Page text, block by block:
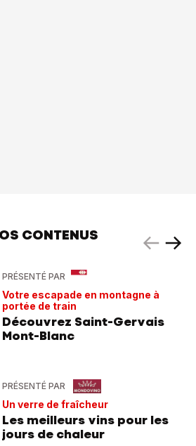
CONTENUS
PRÉSENTÉ PAR
Votre escapade en montagne à
portée de train
Découvrez Saint-Gervais
Mont-Blanc
PRÉSENTÉ PAR
Un verre de fraîcheur
Les meilleurs vins pour les
jours de chaleur